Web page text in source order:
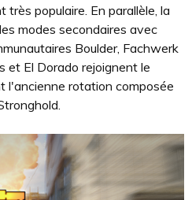
très populaire. En parallèle, la
modes secondaires avec
Boulder, Fachwerk
et El Dorado rejoignent le
l'ancienne rotation composée